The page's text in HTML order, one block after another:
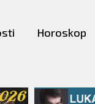
Horoskop